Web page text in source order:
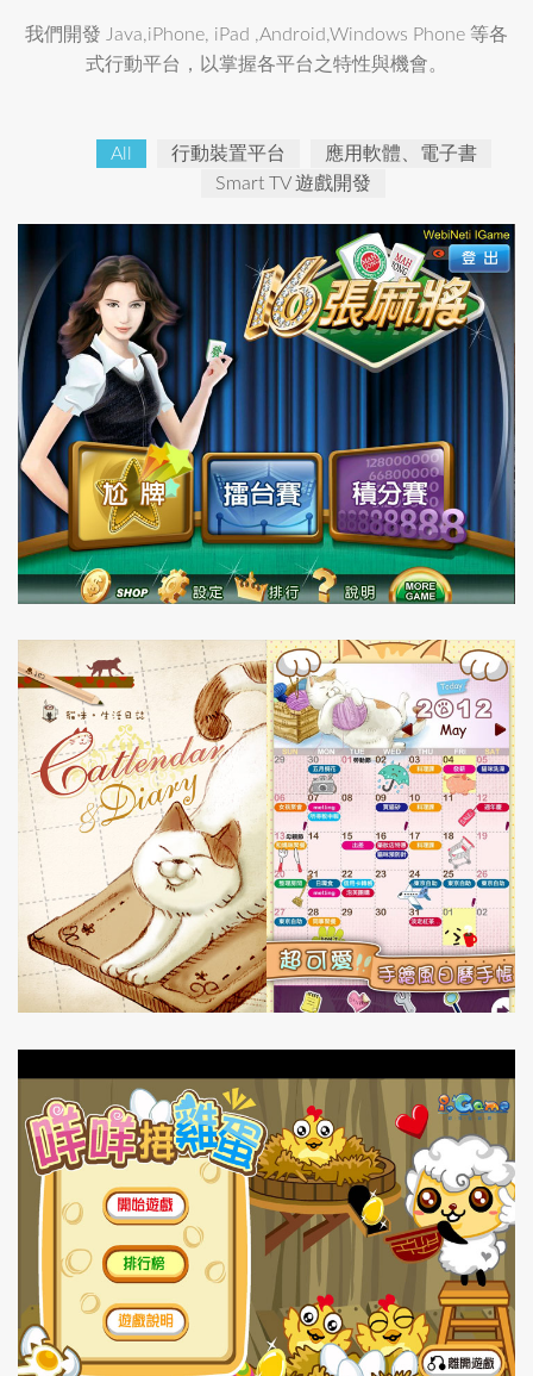
我們開發 Java,iPhone, iPad ,Android,Windows Phone 等各
式行動平台，以掌握各平台之特性與機會。
All 行動裝置平台
應用軟體、電子書
Smart TV 遊戲開發